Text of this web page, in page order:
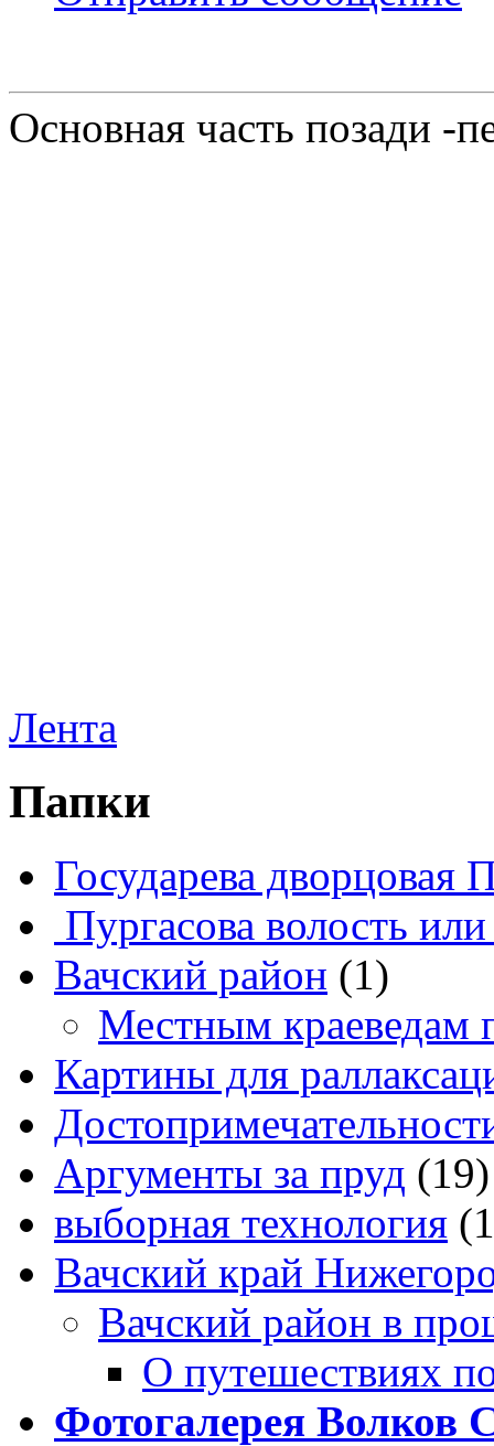
Основная часть позади -
Лента
Папки
Государева дворцовая
Пургасова волость
Вачский район (1)
Местным краеведам
Картины для
Аргументы за пруд (19)
выборная технология
Вачский край
Вачский район в
О путешествиях
Фотогалерея Волков